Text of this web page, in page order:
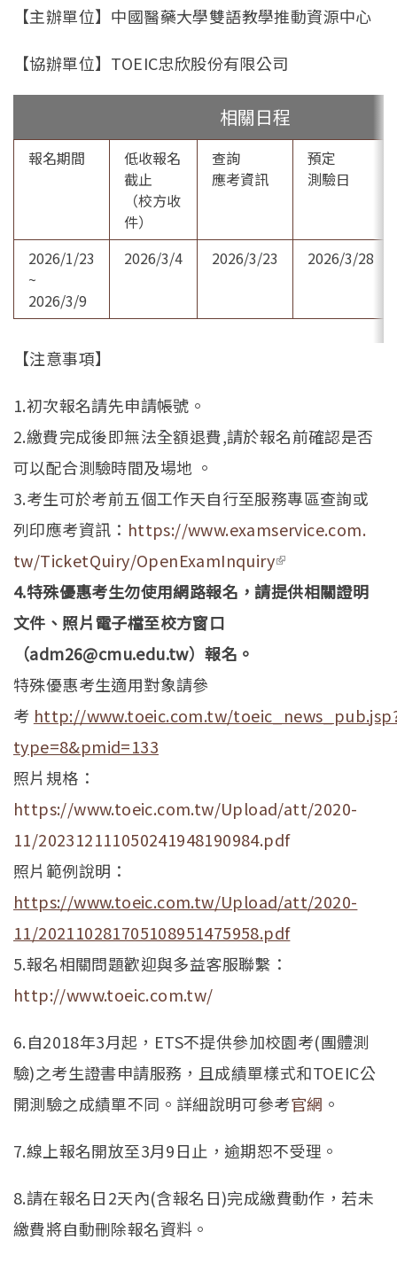
【主辦單位】中國醫藥大學雙語教學推動資源中心
【協辦單位】TOEIC忠欣股份有限公司
相關日程
報名期間
低收報名
截止
（校方收
件）
查詢
應考資訊
預定
測驗日
2026/1/23
~
2026/3/9
2026/3/4 2026/3/23 2026/3/28
【注意事項】
1.初次報名請先申請帳號。
2.繳費完成後即無法全額退費,請於報名前確認是否
可以配合測驗時間及場地 。
3.考生可於考前五個工作天自行至服務專區查詢或
列印應考資訊： https://www.examservice.com.
tw/TicketQuiry/OpenExamInquiry(link is
external)
4.特殊優惠考生勿使用網路報名，請提供相關證明
文件、 照片電子檔至校方窗口
（adm26@cmu.edu.tw）報名。
特殊優惠考生適用對象請參
考 http://www.toeic.com.tw/
type=8&pmid=133
照片規格：
https://www.toeic.com.tw/Upload/att/2020-
11/202312111050241948190984.pdf
照片範例說明：
https://www.toeic.com.tw/Upload/att/2020-
11/202110281705108951475958.pdf
5.報名相關問題歡迎與多益客服聯繫：
http://www.toeic.com.tw/
6.自2018年3月起，ETS不提供參加校園考(團體測
驗)之考生證書申請服務，且成績單樣式和TOEIC公
開測驗之成績單不同。詳細說明可參考官網 。
7.線上報名開放至3月9日止，逾期恕不受理。
8.請在報名日2天內(含報名日)完成繳費動作，若未
繳費將自動刪除報名資料。